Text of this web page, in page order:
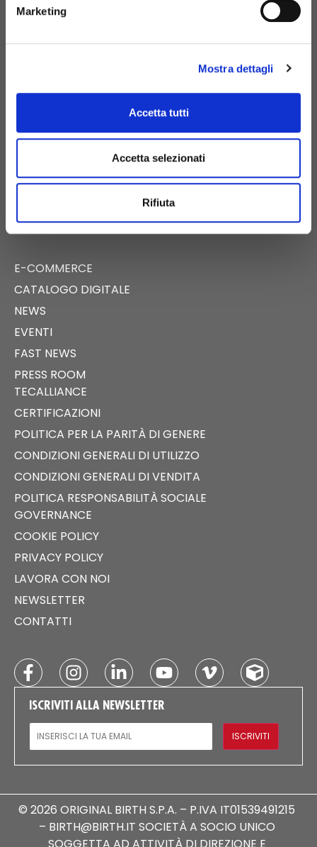
Marketing
Mostra dettagli
Accetta tutti
Accetta selezionati
Rifiuta
CONTATTACI
+39 081 506 2506
BIRTH@BIRTH.IT
S.S. APPIA KM 192,500 – 81052
PIGNATARO MAGGIORE (CE)
E-COMMERCE
CATALOGO DIGITALE
NEWS
EVENTI
FAST NEWS
PRESS ROOM
TECALLIANCE
CERTIFICAZIONI
POLITICA PER LA PARITÀ DI GENERE
CONDIZIONI GENERALI DI UTILIZZO
CONDIZIONI GENERALI DI VENDITA
POLITICA RESPONSABILITÀ SOCIALE
GOVERNANCE
COOKIE POLICY
PRIVACY POLICY
LAVORA CON NOI
NEWSLETTER
CONTATTI
ISCRIVITI ALLA NEWSLETTER
EMAIL
ISCRIVITI
© 2026 ORIGINAL BIRTH S.P.A. – P.IVA IT01539491215
– BIRTH@BIRTH.IT SOCIETÀ A SOCIO UNICO